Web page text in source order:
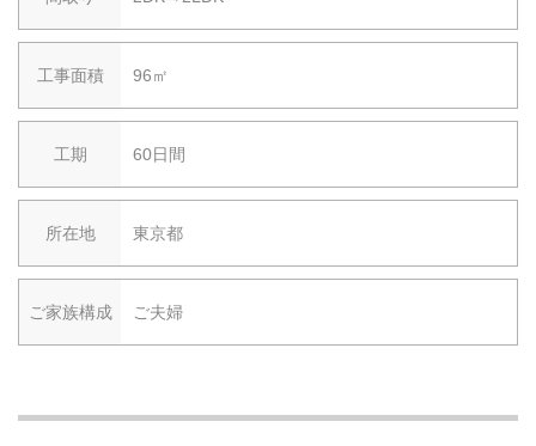
工事面積 96㎡
工期 60日間
所在地 東京都
ご家族構成 ご夫婦